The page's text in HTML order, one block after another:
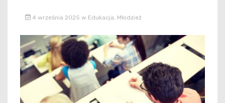
4 września 2025 w Edukacja Młodzież